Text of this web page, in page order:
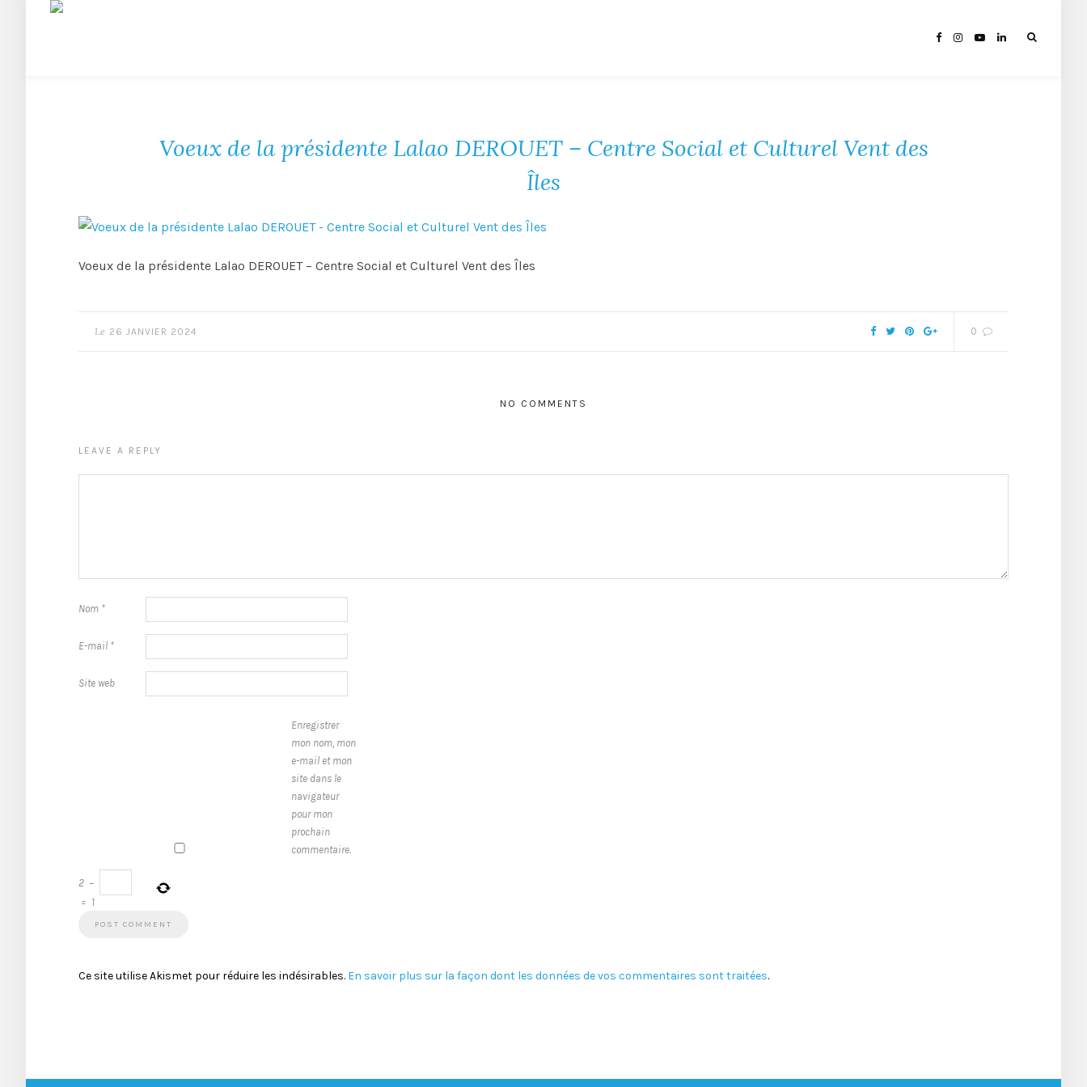
Voeux de la présidente Lalao DEROUET – Centre Social et Culturel Vent des
Îles
Voeux de la présidente Lalao DEROUET – Centre Social et Culturel Vent des Îles
Le 26 JANVIER 2024 0
NO COMMENTS
LEAVE A REPLY
Nom *
E-mail *
Site web
Enregistrer
mon nom, mon
e-mail et mon
site dans le
navigateur
pour mon
prochain
commentaire.
2 −
= 1
Ce site utilise Akismet pour réduire les indésirables. En savoir plus sur la façon dont les données de vos commentaires sont traitées.